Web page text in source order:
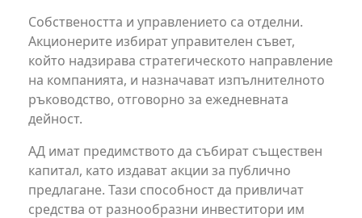
Собствеността и управлението са отделни.
Акционерите избират управителен съвет,
който надзирава стратегическото направление
на компанията, и назначават изпълнителното
ръководство, отговорно за ежедневната
дейност.
АД имат предимството да събират съществен
капитал, като издават акции за публично
предлагане. Тази способност да привличат
средства от разнообразни инвеститори им